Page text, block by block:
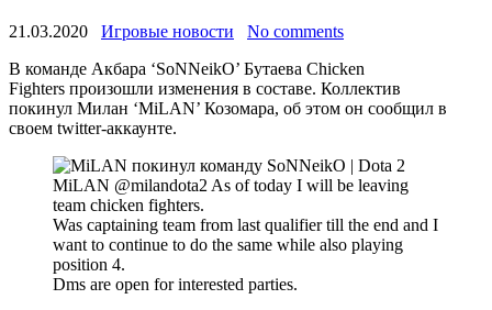
21.03.2020 Игровые новости
No comments
В команде Акбара ‘SoNNeikO’ Бутаева Chicken
Fighters произошли изменения в составе. Коллектив
покинул Милан ‘MiLAN’ Козомара, об этом он сообщил в
своем twitter-аккаунте.
MiLAN @milandota2 As of today I will be leaving
team chicken fighters.
Was captaining team from last qualifier till the end and I
want to continue to do the same while also playing
position 4.
Dms are open for interested parties.